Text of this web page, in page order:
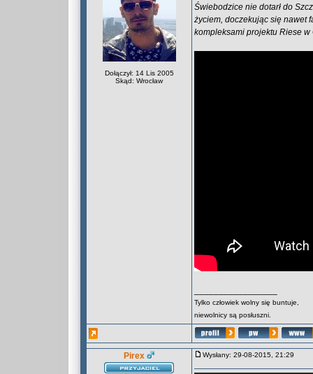
Dołączył: 14 Lis 2005
Skąd: Wrocław
Świebodzice nie dotarł do
życiem, doczekując się nawet
kompleksami projektu Riese w
Tylko człowiek wolny się buntuje,
niewolnicy są posłuszni.
Pirex Wysłany: 29-08-2015, 21:29